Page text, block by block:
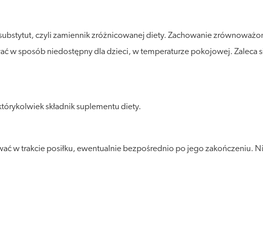
czyli zamiennik zróżnicowanej diety. Zachowanie
w sposób niedostępny dla dzieci, w temperaturze pokojowej. Zaleca
składnik suplementu diety.
w trakcie posiłku, ewentualnie bezpośrednio po jego zakończeniu.